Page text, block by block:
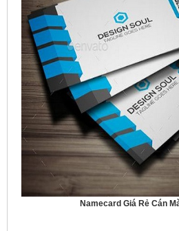
Namecard Giá Rẻ Cán